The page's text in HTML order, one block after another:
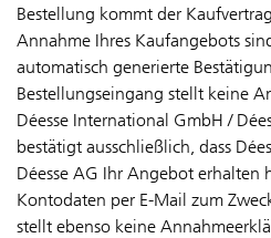
Bestellung kommt der
Annahme Ihres Kaufangebots
automatisch generierte
Bestellungseingang stellt keine
Déesse International GmbH /
bestätigt ausschließlich, dass
Déesse AG Ihr Angebot
Kontodaten per E-Mail zum
stellt ebenso keine